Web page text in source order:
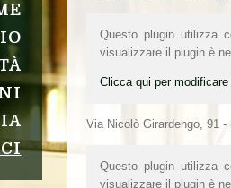
Questo plugin utilizza
visualizzare il plugin è
Clicca qui per
Via Nicolò Girardengo, 91
Questo plugin utilizza
visualizzare il plugin è